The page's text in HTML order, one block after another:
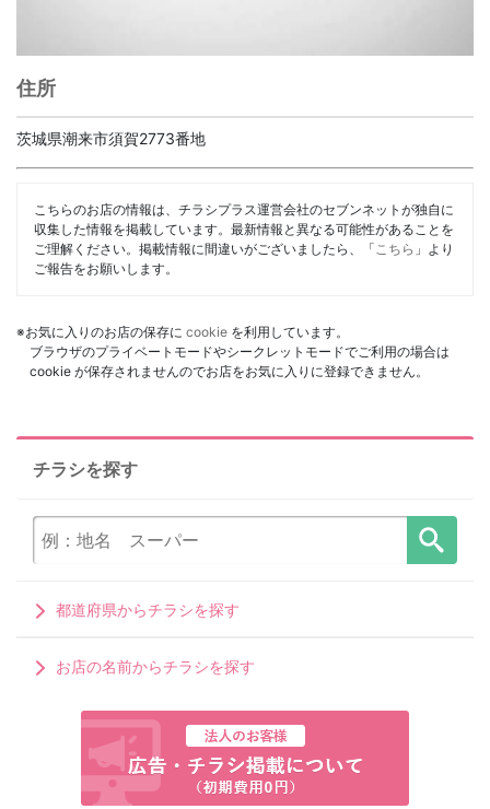
住所
茨城県潮来市須賀2773番地
こちらのお店の情報は、チラシプラス運営会社のセブンネットが独自に
収集した情報を掲載しています。最新情報と異なる可能性があることを
ご理解ください。掲載情報に間違いがございましたら、「 こちら 」より
ご報告をお願いします。
※お気に入りのお店の保存に cookie を利用しています。
ブラウザのプライベートモードやシークレットモードでご利用の場合は
cookie が保存されませんのでお店をお気に入りに登録できません。
チラシを探す
都道府県からチラシを探す
お店の名前からチラシを探す